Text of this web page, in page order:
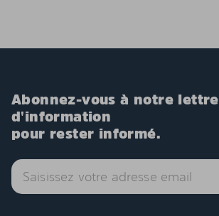
Abonnez-vous à notre lettre
d'information
pour rester informé.